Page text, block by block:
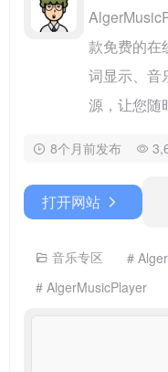
款免费的在
词显示、音
源，让您随
8个月前发布
打开网站
音乐专区 #
# AlgerMusicPlayer